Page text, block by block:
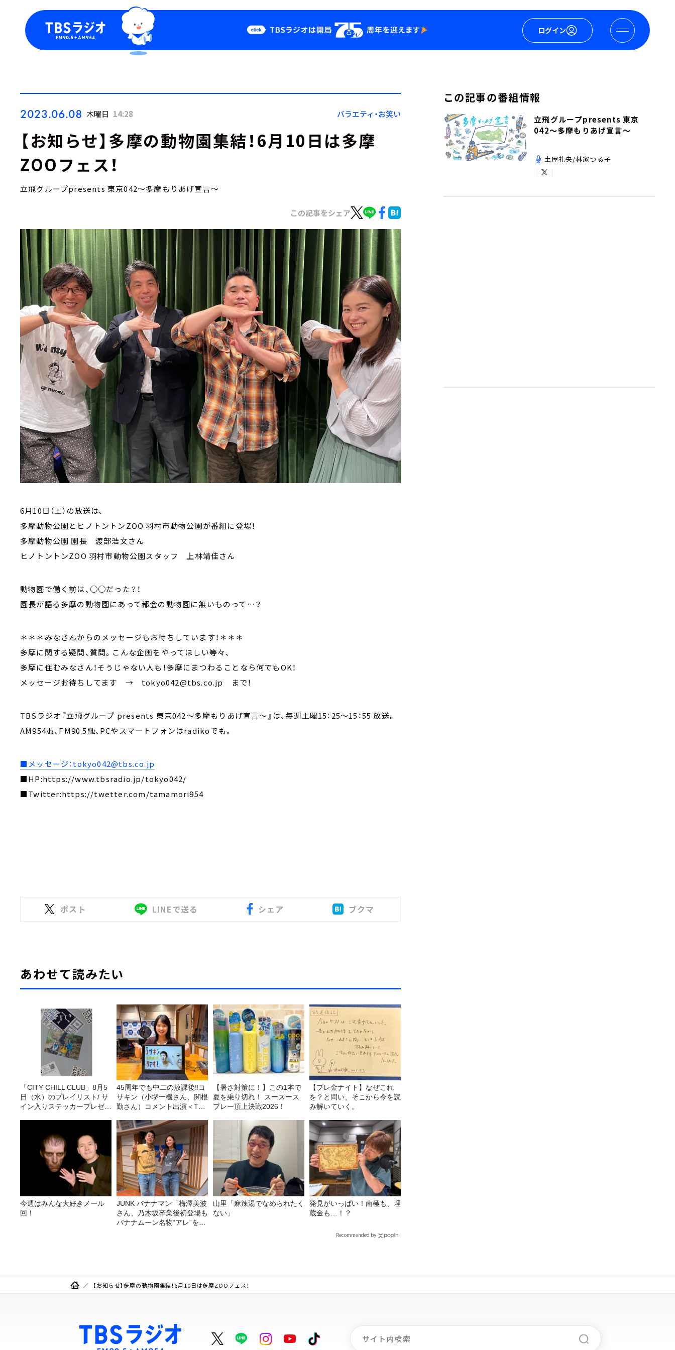
ログイン
Podcast
YouTube
会社情報
2023.06.08 木曜日 14:28 バラエティ・お笑い
【お知らせ】多摩の動物園集結！6月10日は多摩
ZOOフェス！
立飛グループpresents 東京042～多摩もりあげ宣言～
この記事をシェア
6月10日（土）の放送は、
多摩動物公園とヒノトントンZOO 羽村市動物公園が番組に登場！
多摩動物公園 園長 渡部浩文さん
ヒノトントンZOO 羽村市動物公園スタッフ 上林靖佳さん
動物園で働く前は、○○だった？！
園長が語る多摩の動物園にあって都会の動物園に無いものって…？
＊＊＊みなさんからのメッセージもお待ちしています！＊＊＊
多摩に関する疑問、質問。こんな企画をやってほしい等々、
多摩に住むみなさん！そうじゃない人も！多摩にまつわることなら何でもOK！
メッセージお待ちしてます → tokyo042@tbs.co.jp まで！
TBSラジオ『立飛グループ presents 東京042～多摩もりあげ宣言～』は、毎週土曜15：25～15：55 放送。
AM954㎑、FM90.5㎒、PCやスマートフォンはradikoでも。
■メッセージ：tokyo042@tbs.co.jp
■HP:https://www.tbsradio.jp/tokyo042/
■Twitter:https://twetter.com/tamamori954
ポスト LINEで送る シェア ブクマ
あわせて読みたい
「CITY CHILL CLUB」8月5
日（水）のプレイリスト/ サ
イン入りステッカープレゼン
45周年でも中二の放課後‼コ
サキン（小堺一機さん、関根
勤さん）コメント出演＜TBS
告＞
【暑さ対策に！】この1本で
夏を乗り切れ！ スースース
プレー頂上決戦2026！
【プレ金ナイト】なぜこれ
を？と問い、そこから今を読
み解いていく。
今週はみんな大好きメール
回！
JUNK バナナマン「梅澤美波
さん、乃木坂卒業後初登場も
バナナムーン名物“アレ”を喰
山里「麻辣湯でなめられたく
ない」
発見がいっぱい！南極も、埋
蔵金も…！？
Recommended by
この記事の番組情報
立飛グループpresents 東京
042～多摩もりあげ宣言～
土屋礼央/林家つる子
【お知らせ】多摩の動物園集結！6月10日は多摩ZOOフェス！